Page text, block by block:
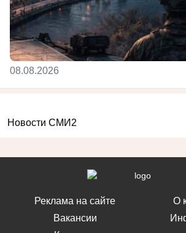
08.08.2026
Новости СМИ2
Реклама на сайте
Вакансии
О